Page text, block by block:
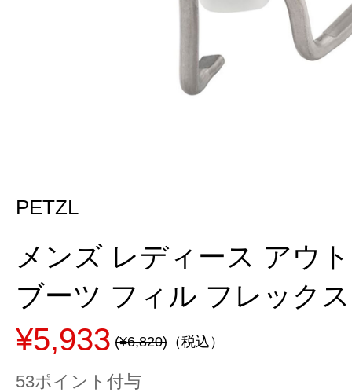
PETZL
メンズ レディース アウ
ブーツ フィル フレック
¥5,933 (¥6,820) （税込）
53ポイント付与